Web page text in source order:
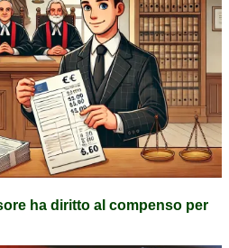
ha diritto al compenso per